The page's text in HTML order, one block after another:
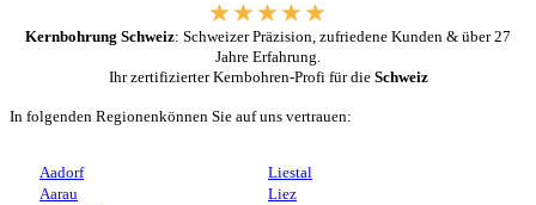
Kernbohrung Schweiz: Schweizer Präzision, zufriedene Kunden & über 27
Jahre Erfahrung.
Ihr zertifizierter Kernbohren-Profi für die Schweiz
In folgenden Regionenkönnen Sie auf uns vertrauen:
Aadorf
Aarau
Liestal
Liez